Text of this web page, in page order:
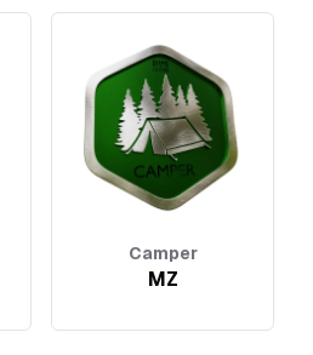
Camper
MZ